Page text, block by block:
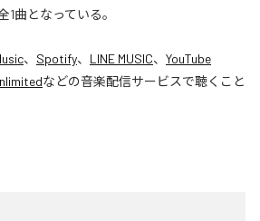
1曲となっている。
、 Spotify、 LINE MUSIC、 YouTube
などの音楽配信サービスで聴くこと